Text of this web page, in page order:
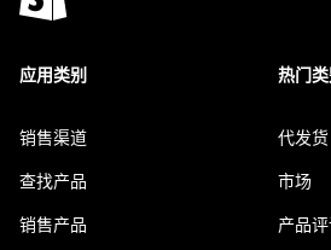
应用类别
销售渠道
查找产品
销售产品
热门类
代发货
市场
产品